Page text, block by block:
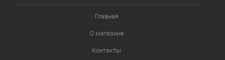
Главная
О магазине
Контакты